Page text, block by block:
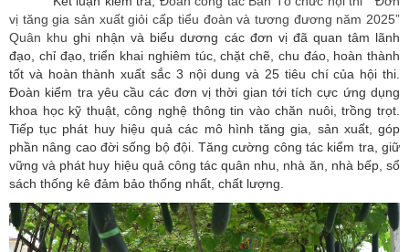
vị tăng gia sản xuất giỏi cấp tiểu đoàn và tương đương năm 2025”
Quân khu ghi nhận và biểu dương các đơn vị đã quan tâm lãnh
đạo, chỉ đạo, triển khai nghiêm túc, chặt chẽ, chu đáo, hoàn thành
tốt và hoàn thành xuất sắc 3 nội dung và 25 tiêu chí của hội thi.
Đoàn kiểm tra yêu cầu các đơn vị thời gian tới tích cực ứng dụng
khoa học kỹ thuật, công nghệ thông tin vào chăn nuôi, trồng trọt.
Tiếp tục phát huy hiệu quả các mô hình tăng gia, sản xuất, góp
phần nâng cao đời sống bộ đội. Tăng cường công tác kiểm tra, giữ
vững và phát huy hiệu quả công tác quân nhu, nhà ăn, nhà bếp, sổ
sách thống kê đảm bảo thống nhất, chất lượng.